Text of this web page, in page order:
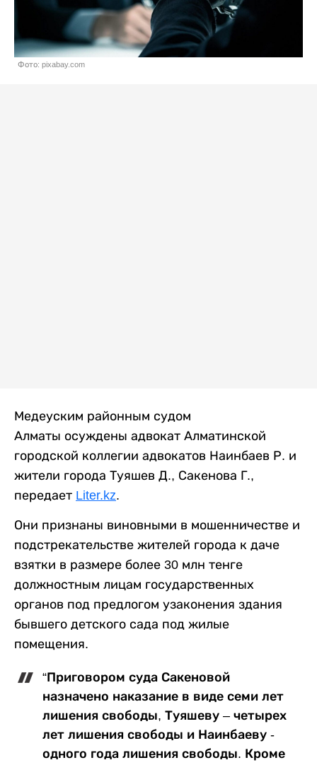
Фото: pixabay.com
Медеуским районным судом
Алматы осуждены адвокат Алматинской
городской коллегии адвокатов Наинбаев Р. и
жители города Туяшев Д., Сакенова Г.,
передает Liter.kz.
Они признаны виновными в мошенничестве и
подстрекательстве жителей города к даче
взятки в размере более 30 млн тенге
должностным лицам государственных
органов под предлогом узаконения здания
бывшего детского сада под жилые
помещения.
“Приговором суда Сакеновой
назначено наказание в виде семи лет
лишения свободы, Туяшеву – четырех
лет лишения свободы и Наинбаеву -
одного года лишения свободы. Кроме